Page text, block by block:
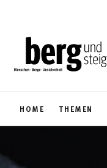
HOME THEMEN